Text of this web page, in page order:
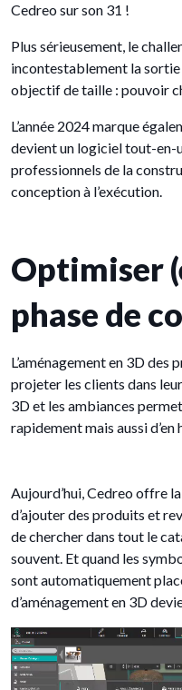
Cedreo sur son 31 !
Plus sérieusement, le
incontestablement la sortie
objectif de taille : pouvoir
L’année 2024 marque
devient un logiciel tout-en-
professionnels de la
conception à l’exécution.
Optimiser
phase de
L’aménagement en 3D
projeter les clients dans
3D et les ambiances
rapidement mais aussi
Aujourd’hui, Cedreo offre
d’ajouter des produits et
de chercher dans tout le
souvent. Et quand les
sont automatiquement
d’aménagement en 3D